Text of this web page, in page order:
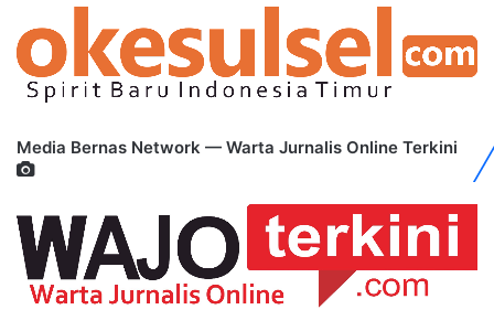
Media Bernas Network — Warta Jurnalis Online Terkini